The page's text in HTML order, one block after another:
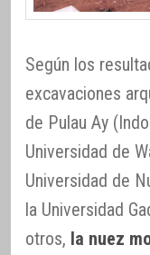
Según los
excavaciones
de Pulau Ay
Universidad de
Universidad de
la Universidad
otros, la nuez